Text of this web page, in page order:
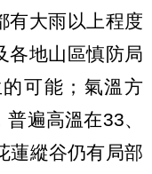
有大雨以上程度
各地山區慎防局
可能；氣溫方
遍高溫在33、
蓮縱谷仍有局部